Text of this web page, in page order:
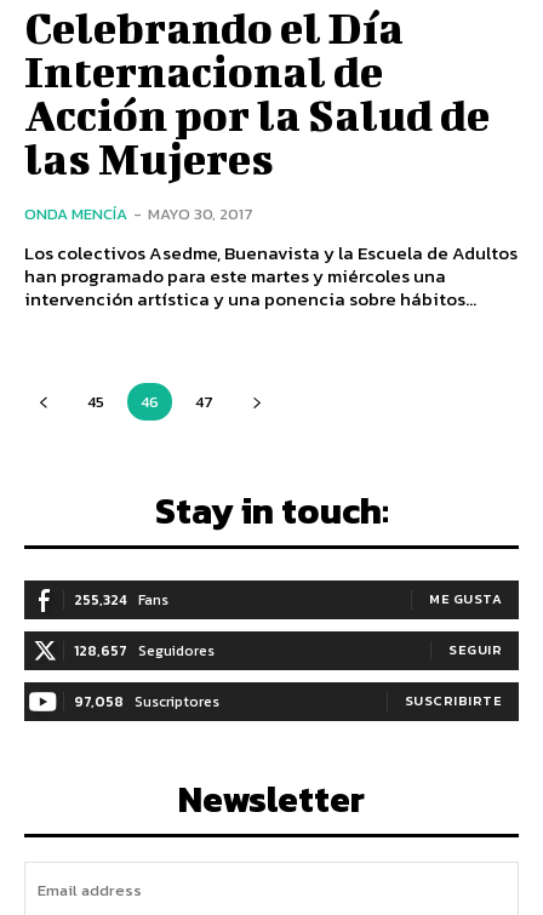
Celebrando el Día
Internacional de
Acción por la Salud de
las Mujeres
ONDA MENCÍA - MAYO 30, 2017
Los colectivos Asedme, Buenavista y la Escuela de Adultos
han programado para este martes y miércoles una
intervención artística y una ponencia sobre hábitos...
45 46 47
Stay in touch:
255,324 Fans ME GUSTA
128,657 Seguidores SEGUIR
97,058 Suscriptores SUSCRIBIRTE
Newsletter